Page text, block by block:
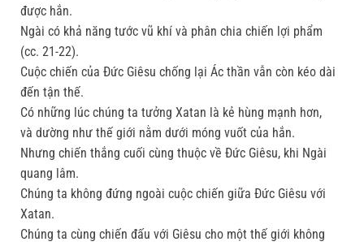
được hắn.
Ngài có khả năng tước vũ khí và phân chia chiến lợi phẩm
(cc. 21-22).
Cuộc chiến của Đức Giêsu chống lại Ác thần vẫn còn kéo dài
đến tận thế.
Có những lúc chúng ta tưởng Xatan là kẻ hùng mạnh hơn,
và dường như thế giới nằm dưới móng vuốt của hắn.
Nhưng chiến thắng cuối cùng thuộc về Đức Giêsu, khi Ngài
quang lâm.
Chúng ta không đứng ngoài cuộc chiến giữa Đức Giêsu với
Xatan.
Chúng ta cùng chiến đấu với Giêsu cho một thế giới không